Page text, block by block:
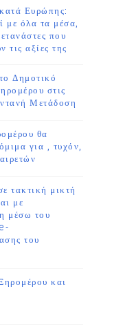
Ευρώπης:
με όλα τα μέσα,
που
τις αξίες της
Δημοτικό
στις
Μετάδοση
θα
για , τυχόν,
τακτική μικτή
με
μέσω του
του
και